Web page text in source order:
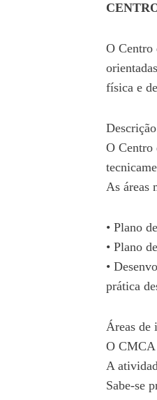
O Centro
física e
O Centro
As áreas
• Plano
• Plano
•
prática
Áreas de
O CMCA
A
Sabe-se